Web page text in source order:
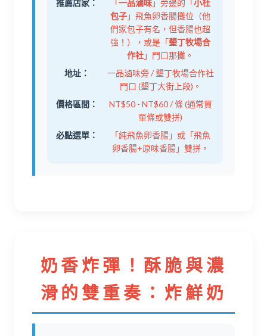
推薦店家： 「一品滷味」旁邊的「小杜
包子」飛魚卵香腸攤位（他
們家包子有名，但香腸也超
強！），或是「墾丁牧場合
作社」門口那攤。
地址：
一品滷味旁 / 墾丁牧場合作社
門口 (墾丁大街上段)。
價格區間：
NT$50 - NT$60 / 條 (通常買
單條或雙拼)
必點選單：
「純飛魚卵香腸」或「飛魚
卵香腸+原味香腸」雙拼。
奶香炸彈！酥脆與濃
滑的雙重奏：炸鮮奶